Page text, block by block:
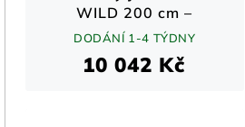
WILD 200 cm –
nabílený divoký dub
šedý / černá kovová
podnož
DODÁNÍ 1-4 TÝDNY
10 042 Kč